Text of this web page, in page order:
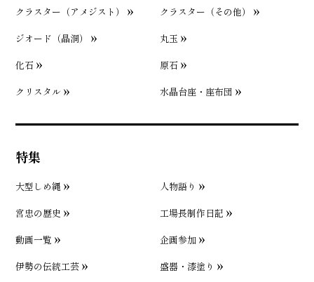
クラスター（アメジスト）
クラスター（その他）
ジオード（晶洞）
丸玉
化石
原石
クリスタル
水晶台座・座布団
特集
大型しめ縄
人物語り
宮忠の歴史
工場長制作日記
動画一覧
企画参加
伊勢の伝統工芸
盛器・漆塗り